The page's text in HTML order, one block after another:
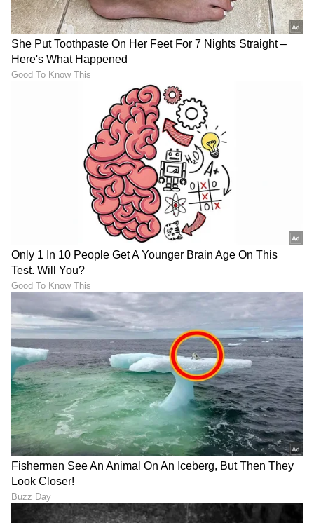
ಶೇ.50 ರಿಂದ ಶೇ.18 ಕ್ಕೆ TAX ಇಳಿಕೆ: ಮೋದಿ-
ಟ್ರಂಪ್ ಐತಿಹಾಸಿಕ ಒಪ್ಪಂದ | India US
Trade Deal | Party Rounds